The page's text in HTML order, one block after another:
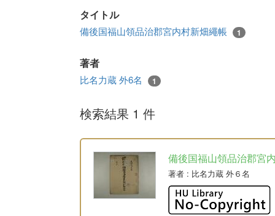
タイトル
備後国福山領品治郡宮内村新畑繩帳 1
著者
比名力蔵 外6名 1
検索結果 1 件
備後国福山領品治郡宮
著者 : 比名力蔵 外６名